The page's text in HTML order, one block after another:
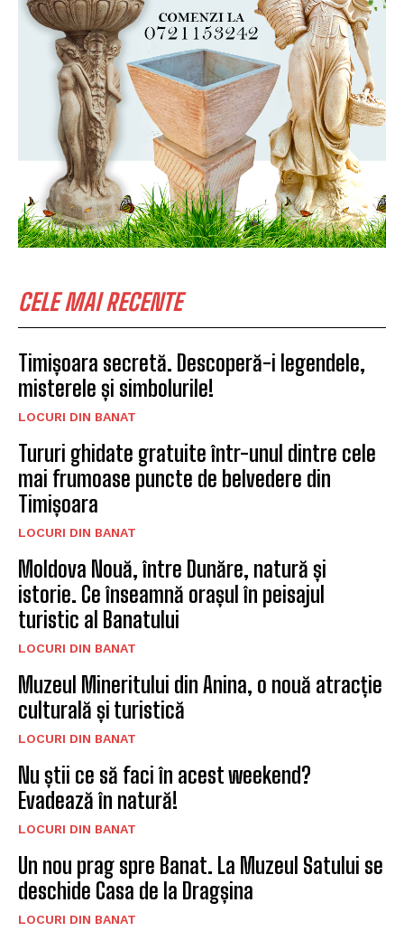
CELE MAI RECENTE
Timișoara secretă. Descoperă-i legendele,
misterele și simbolurile!
LOCURI DIN BANAT
Tururi ghidate gratuite într-unul dintre cele
mai frumoase puncte de belvedere din
Timișoara
LOCURI DIN BANAT
Moldova Nouă, între Dunăre, natură și
istorie. Ce înseamnă orașul în peisajul
turistic al Banatului
LOCURI DIN BANAT
Muzeul Mineritului din Anina, o nouă atracție
culturală și turistică
LOCURI DIN BANAT
Nu știi ce să faci în acest weekend?
Evadează în natură!
LOCURI DIN BANAT
Un nou prag spre Banat. La Muzeul Satului se
deschide Casa de la Dragșina
LOCURI DIN BANAT